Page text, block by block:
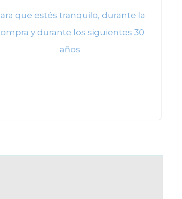
que estés tranquilo, durante la
y durante los siguientes 30
años